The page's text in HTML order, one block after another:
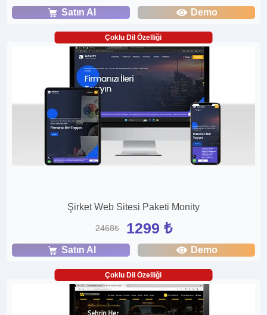
Satın Al Demo
Çoklu Dil Özelliği
Şirket Web Sitesi Paketi Monity
2468₺ 1299 ₺
Satın Al Demo
Çoklu Dil Özelliği